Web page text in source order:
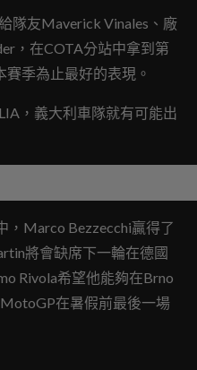
隊友Maverick Vinales、廠
，在COTA分站中拿到第
賽季為止最好的表現。
，義大利車隊就有可能出
，Marco Bezzecchi贏得了
將會缺席下一輪在德國
Rivola希望他能夠在Brno
在暑假前最後一場